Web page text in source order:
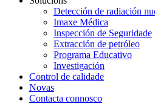
Detección de radiación
Imaxe Médica
Inspección de Seguridade
Extracción de petróleo
Programa Educativo
Investigación
Control de calidade
Novas
Contacta connosco